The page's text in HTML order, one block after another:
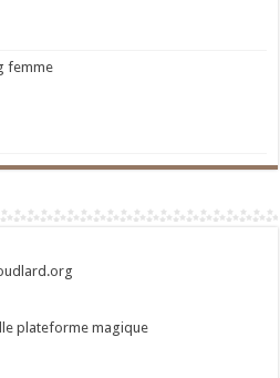
femme
plateforme magique